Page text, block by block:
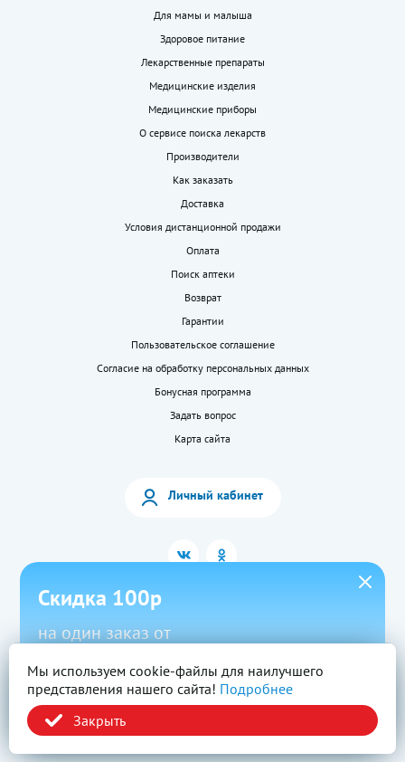
Для мамы и малыша
Здоровое питание
Лекарственные препараты
Медицинские изделия
Медицинские приборы
О сервисе поиска лекарств
Производители
Как заказать
Доставка
Условия дистанционной продажи
Оплата
Поиск аптеки
Возврат
Гарантии
Пользовательское соглашение
Согласие на обработку персональных данных
Бонусная программа
Задать вопрос
Карта сайта
Личный кабинет
2026 © «LEKkupi»
Все права защищены.
Вся информация на сайте — собственность ООО «Моя аптека». Публикация с
сайта www.lekkupi.ru без разрешения запрещена.
ОГРН:1025404723585, Лицензия № Л042-01125-54/00269824.
Политика конфиденциальности
Мы используем cookie-файлы для наилучшего
представления нашего сайта! Подробнее
Закрыть
Скидка 100р
на один заказ от
Скачать
Промокод Новый